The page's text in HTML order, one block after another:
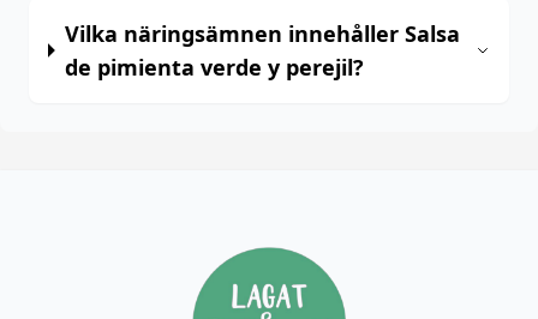
Vilka näringsämnen innehåller Salsa
de pimienta verde y perejil?